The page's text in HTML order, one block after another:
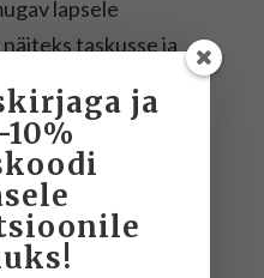
lapsele
taskusse ja
värvitoonides,
alusel!
ja